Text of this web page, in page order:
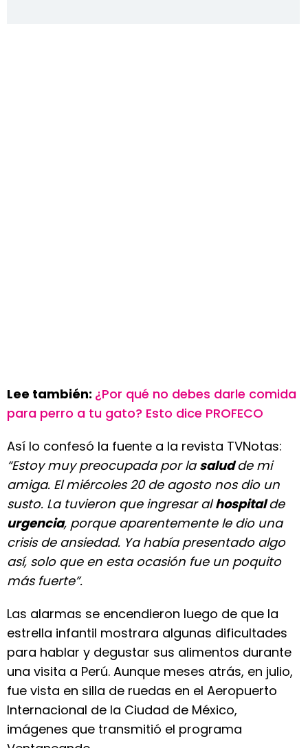
Lee también: ¿Por qué no debes darle comida
para perro a tu gato? Esto dice PROFECO
Así lo confesó la fuente a la revista TVNotas:
“Estoy muy preocupada por lasaludde mi
amiga. El miércoles 20 de agosto nos dio un
susto. La tuvieron que ingresar alhospitalde
urgencia, porque aparentemente le dio una
crisis de ansiedad. Ya había presentado algo
así, solo que en esta ocasión fue un poquito
más fuerte”.
Las alarmas se encendieron luego de que la
estrella infantil mostrara algunas dificultades
para hablar y degustar sus alimentos durante
una visita a Perú. Aunque meses atrás, en julio,
fue vista en silla de ruedas en el Aeropuerto
Internacional de la Ciudad de México,
imágenes que transmitió el programa